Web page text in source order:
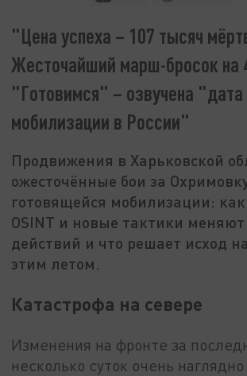
"Цена успеха – 107 тысяч
Жесточайший марш-бросок на
"Готовимся" – озвучена "дата
мобилизации в России"
Продвижения в Харьковской
ожесточённые бои за
готовящейся мобилизации:
OSINT и новые тактики
действий и что решает исход
этим летом.
Катастрофа на севере
Изменения на фронте за
несколько суток очень